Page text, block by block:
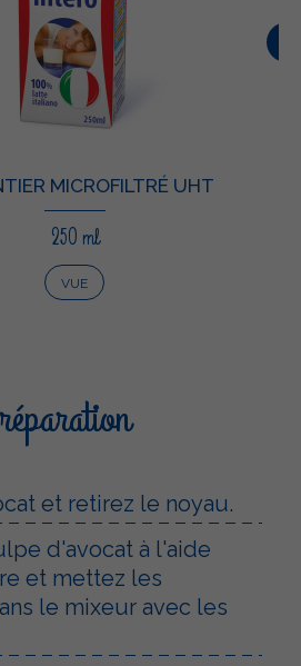
MICROFILTRÉ UHT
250 ml
VUE
et retirez le noyau.
d'avocat à l'aide
et mettez les
le mixeur avec les